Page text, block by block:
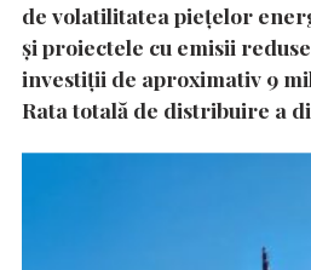
de volatilitatea piețelor
și proiectele cu emisii
investiții de aproximativ 9
Rata totală de distribuire a